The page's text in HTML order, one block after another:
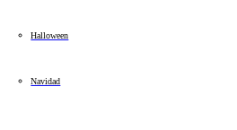
Halloween
Navidad